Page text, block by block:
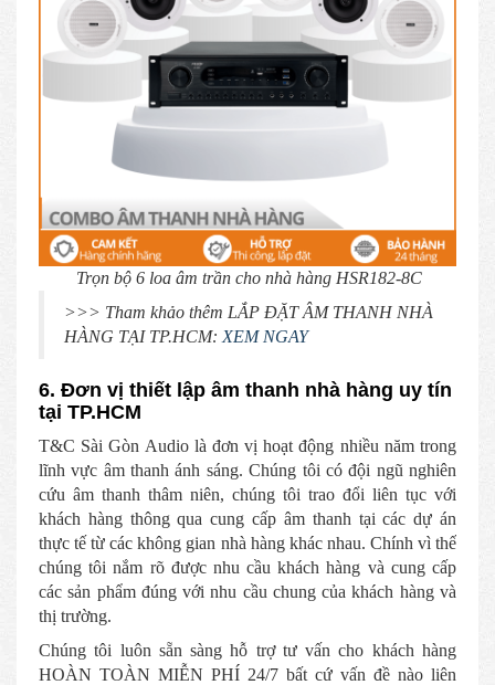
Trọn bộ 6 loa âm trần cho nhà hàng HSR182-8C
>>> Tham khảo thêm LẮP ĐẶT ÂM THANH NHÀ
HÀNG TẠI TP.HCM: XEM NGAY
6. Đơn vị thiết lập âm thanh nhà hàng uy tín
tại TP.HCM
T&C Sài Gòn Audio là đơn vị hoạt động nhiều năm trong
lĩnh vực âm thanh ánh sáng. Chúng tôi có đội ngũ nghiên
cứu âm thanh thâm niên, chúng tôi trao đổi liên tục với
khách hàng thông qua cung cấp âm thanh tại các dự án
thực tế từ các không gian nhà hàng khác nhau. Chính vì thế
chúng tôi nắm rõ được nhu cầu khách hàng và cung cấp
các sản phẩm đúng với nhu cầu chung của khách hàng và
thị trường.
Chúng tôi luôn sẵn sàng hỗ trợ tư vấn cho khách hàng
HOÀN TOÀN MIỄN PHÍ 24/7 bất cứ vấn đề nào liên